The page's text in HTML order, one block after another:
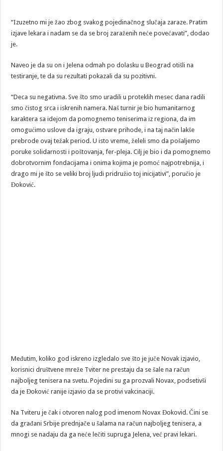
“Izuzetno mi je žao zbog svakog pojedinačnog slučaja zaraze. Pratim
izjave lekara i nadam se da se broj zaraženih neće povećavati”, dodao
je.
Naveo je da su on i Jelena odmah po dolasku u Beograd otišli na
testiranje, te da su rezultati pokazali da su pozitivni.
“Deca su negativna. Sve što smo uradili u proteklih mesec dana radili
smo čistog srca i iskrenih namera. Naš turnir je bio humanitarnog
karaktera sa idejom da pomognemo teniserima iz regiona, da im
omogućimo uslove da igraju, ostvare prihode, i na taj način lakše
prebrode ovaj težak period. U isto vreme, želeli smo da pošaljemo
poruke solidarnosti i poštovanja, fer-pleja. Cilj je bio i da pomognemo
dobrotvornim fondacijama i onima kojima je pomoć najpotrebnija, i
drago mi je što se veliki broj ljudi pridružio toj inicijativi”, poručio je
Đoković.
Međutim, koliko god iskreno izgledalo sve što je juče Novak izjavio,
korisnici društvene mreže Tviter ne prestaju da se šale na račun
najboljeg tenisera na svetu. Pojedini su ga prozvali Novax, podsetivši
da je Đoković ranije izjavio da se protivi vakcinaciji.
Na Tviteru je čak i otvoren nalog pod imenom Novax Đokovid. Čini se
da građani Srbije prednjače u šalama na račun najboljeg tenisera, a
mnogi se nadaju da ga neće lečiti supruga Jelena, već pravi lekari.